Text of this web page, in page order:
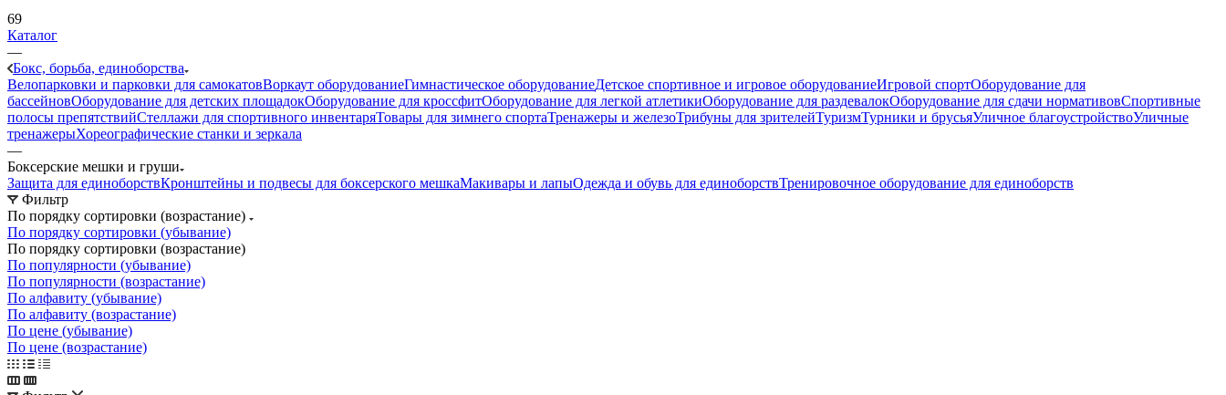
69
Каталог
—
Бокс, борьба, единоборства
Велопарковки и парковки для самокатовВоркаут оборудованиеГимнастическое оборудованиеДетское спортивное и игровое оборудованиеИгровой спортОборудование для
бассейновОборудование для детских площадокОборудование для кроссфитОборудование для легкой атлетикиОборудование для раздевалокОборудование для сдачи нормативовСпортивные
полосы препятствийСтеллажи для спортивного инвентаряТовары для зимнего спортаТренажеры и железоТрибуны для зрителейТуризмТурники и брусьяУличное благоустройствоУличные
тренажерыХореографические станки и зеркала
—
Боксерские мешки и груши
Защита для единоборствКронштейны и подвесы для боксерского мешкаМакивары и лапыОдежда и обувь для единоборствТренировочное оборудование для единоборств
Фильтр
По порядку сортировки (возрастание)
По порядку сортировки (убывание)
По порядку сортировки (возрастание)
По популярности (убывание)
По популярности (возрастание)
По алфавиту (убывание)
По алфавиту (возрастание)
По цене (убывание)
По цене (возрастание)